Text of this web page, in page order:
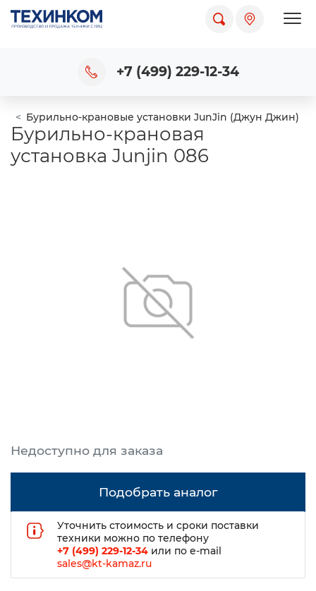
+7 (499) 229-12-34
Бурильно-крановые установки JunJin (Джун Джин)
Бурильно-крановая
установка Junjin 086
Подобрать аналог
Уточнить стоимость и сроки поставки
техники можно по телефону
+7 (499) 229-12-34 или по e-mail
sales@kt-kamaz.ru